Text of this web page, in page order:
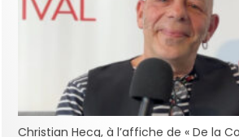
Christian Hecq, à l’affiche de « De la